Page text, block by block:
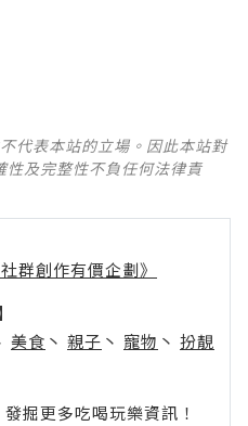
代表本站的立場。因此本站對
及完整性不負任何法律責
群創作有價企劃》
美食 丶 親子 丶 寵物 丶 扮靚
掘更多吃喝玩樂資訊！